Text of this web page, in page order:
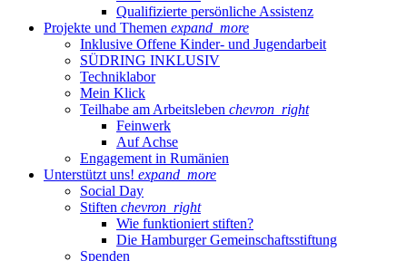
Qualifizierte persönliche Assistenz
Projekte und Themen expand_more
Inklusive Offene Kinder- und Jugendarbeit
SÜDRING INKLUSIV
Techniklabor
Mein Klick
Teilhabe am Arbeitsleben chevron_right
Feinwerk
Auf Achse
Engagement in Rumänien
Unterstützt uns! expand_more
Social Day
Stiften chevron_right
Wie funktioniert stiften?
Die Hamburger Gemeinschaftsstiftung
Spenden